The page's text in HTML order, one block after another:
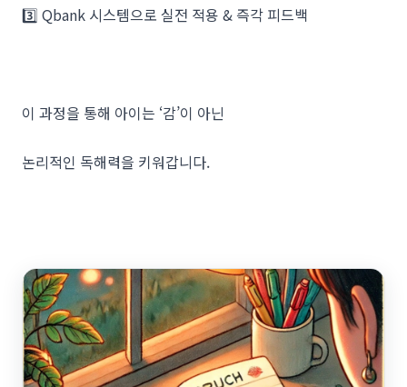
3️⃣ Qbank 시스템으로 실전 적용 & 즉각 피드백
이 과정을 통해 아이는 ‘감’이 아닌
논리적인 독해력을 키워갑니다.